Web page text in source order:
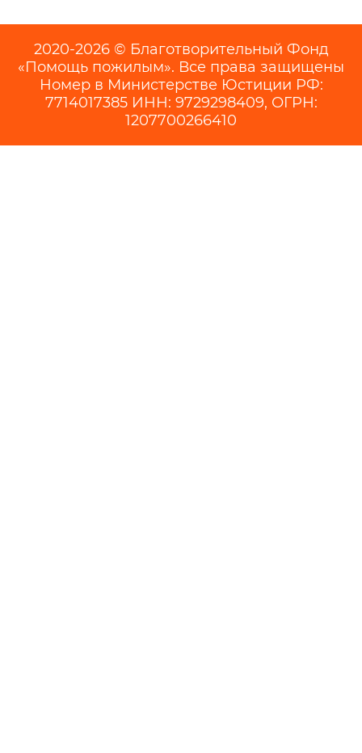
2020-2026 © Благотворительный Фонд
«Помощь пожилым». Все права защищены
Номер в Министерстве Юстиции РФ:
7714017385 ИНН: 9729298409, ОГРН:
1207700266410